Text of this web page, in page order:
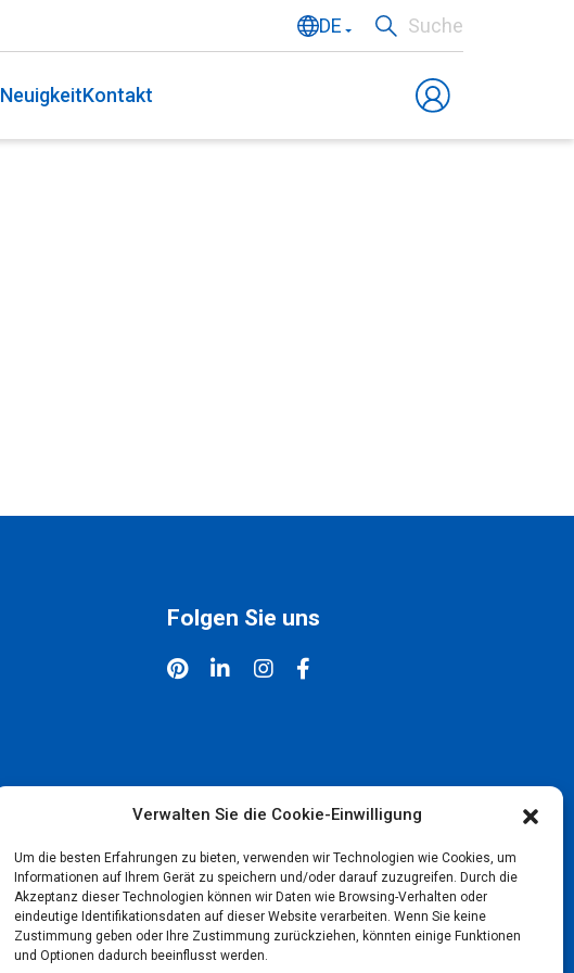
Verwalten Sie die Cookie-Einwilligung
Um die besten Erfahrungen zu bieten, verwenden wir Technologien wie Cookies, um
Informationen auf Ihrem Gerät zu speichern und/oder darauf zuzugreifen. Durch die
Akzeptanz dieser Technologien können wir Daten wie Browsing-Verhalten oder
eindeutige Identifikationsdaten auf dieser Website verarbeiten. Wenn Sie keine
Zustimmung geben oder Ihre Zustimmung zurückziehen, könnten einige Funktionen
und Optionen dadurch beeinflusst werden.
DE
Suche
NeuigkeitKontakt
Folgen Sie uns